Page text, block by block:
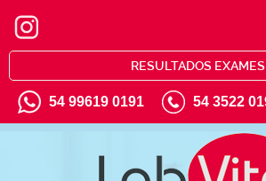
RESULTADOS EXAMES
54 99619 0191 54 3522